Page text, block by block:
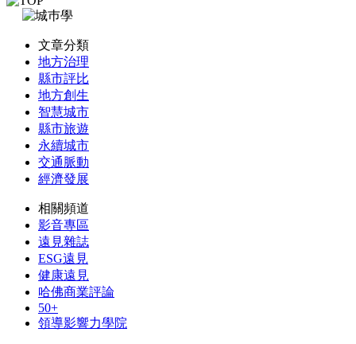
文章分類
地方治理
縣市評比
地方創生
智慧城市
縣市旅遊
永續城市
交通脈動
經濟發展
相關頻道
影音專區
遠見雜誌
ESG遠見
健康遠見
哈佛商業評論
50+
領導影響力學院